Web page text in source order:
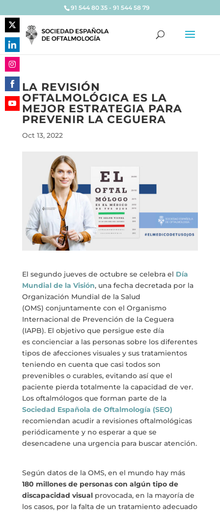
91 544 80 35 - 91 544 58 79
LA REVISIÓN
OFTALMOLÓGICA ES LA
MEJOR ESTRATEGIA PARA
PREVENIR LA CEGUERA
Oct 13, 2022
El segundo jueves de octubre se celebra el Día
Mundial de la Visión, una fecha decretada por la
Organización Mundial de la Salud
(OMS) conjuntamente con el Organismo
Internacional de Prevención de la Ceguera
(IAPB). El objetivo que persigue este día
es concienciar a las personas sobre los diferentes
tipos de afecciones visuales y sus tratamientos
teniendo en cuenta que casi todos son
prevenibles o curables, evitando así que el
paciente pierda totalmente la capacidad de ver.
Los oftalmólogos que forman parte de la
Sociedad Española de Oftalmología (SEO)
recomiendan acudir a revisiones oftalmológicas
periódicamente y no esperar a que se
desencadene una urgencia para buscar atención.
Según datos de la OMS, en el mundo hay más
180 millones de personas con algún tipo de
discapacidad visual provocada, en la mayoría de
los casos, por la falta de un tratamiento adecuado
Share
on
Twitter
Share
on
LinkedIn
Share
on
Instagram
Share
on
Facebook
Share
YouTube